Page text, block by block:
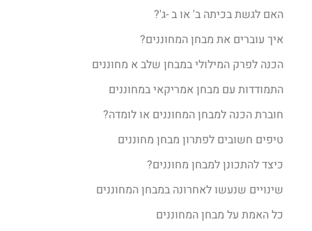
האם לגשת בכיתה ב' או ב -ג'?
איך עוברים את מבחן המחוננים?​
הכנה לפרק המילולי במבחן שלב א מחוננים
התמודדות עם מבחן אמריקאי במחוננים
חוברת הכנה למבחן המחוננים או לומדה?
טיפים חשובים לפתרון מבחן מחוננים
כיצד להתכונן למבחן מחוננים?
שינויים שנעשו לאחרונה במבחן המחוננים
כל האמת על מבחן המחוננים